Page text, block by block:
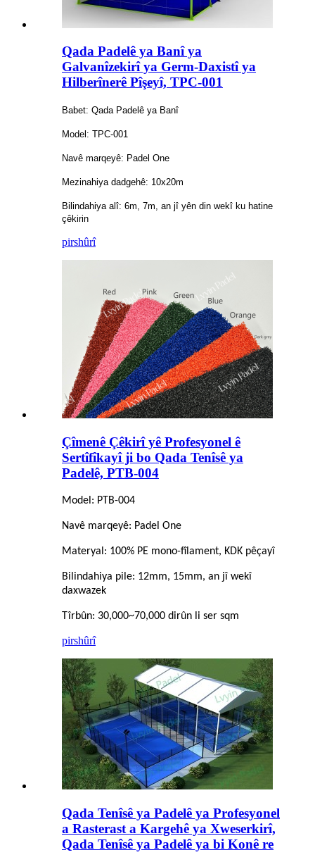
Qada Padelê ya Banî ya
Galvanîzekirî ya Germ-Daxistî ya
Hilberînerê Pîşeyî, TPC-001
Babet: Qada Padelê ya Banî
Model: TPC-001
Navê marqeyê: Padel One
Mezinahiya dadgehê: 10x20m
Bilindahiya alî: 6m, 7m, an jî yên din wekî ku hatine
çêkirin
pirshûrî
Çîmenê Çêkirî yê Profesyonel ê
Sertîfîkayî ji bo Qada Tenîsê ya
Padelê, PTB-004
Model: PTB-004
Navê marqeyê: Padel One
Materyal: 100% PE mono-fîlament, KDK pêçayî
Bilindahiya pile: 12mm, 15mm, an jî wekî
daxwazek
Tîrbûn: 30,000~70,000 dirûn li ser sqm
pirshûrî
Qada Tenîsê ya Padelê ya Profesyonel
a Rasterast a Kargehê ya Xweserkirî,
Qada Tenîsê ya Padelê ya bi Konê re